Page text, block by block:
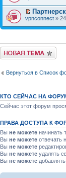
vpnconnect »
Начать новую тему
Вернуться в Список
КТО СЕЙЧАС НА
Сейчас этот форум
ПРАВА ДОСТУПА К
Вы не можете начинать
Вы не можете отвечать
Вы не можете
Вы не можете удалять
Вы не можете